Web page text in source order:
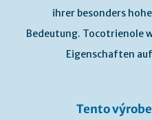
ihrer besonders
Bedeutung. Tocotrienole
Eigenschaften
Tento